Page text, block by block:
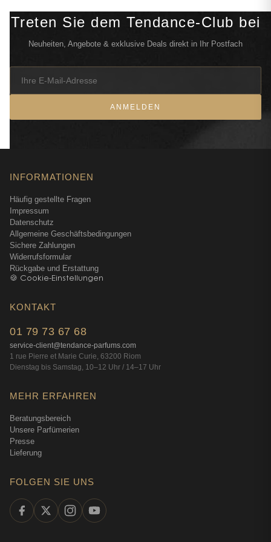
Treten Sie dem Tendance-Club bei
Neuheiten, Angebote & exklusive Deals direkt in Ihr Postfach
ANMELDEN
INFORMATIONEN
Häufig gestellte Fragen
Impressum
Datenschutz
Allgemeine Geschäftsbedingungen
Sichere Zahlungen
Widerrufsformular
Rückgabe und Erstattung
🍪 Cookie-Einstellungen
KONTAKT
01 79 73 67 68
service-client@tendance-parfums.com
1 rue Pierre et Marie Curie, 63200 Riom
Dienstag bis Samstag, 10–12 Uhr / 14–17 Uhr
MEHR ERFAHREN
Beratungsbereich
Unsere Parfümerien
Presse
Lieferung
FOLGEN SIE UNS